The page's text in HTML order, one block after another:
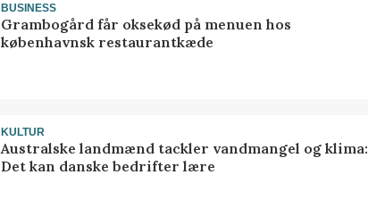
BUSINESS
Grambogård får oksekød på menuen hos
københavnsk restaurantkæde
KULTUR
Australske landmænd tackler vandmangel og klima:
Det kan danske bedrifter lære